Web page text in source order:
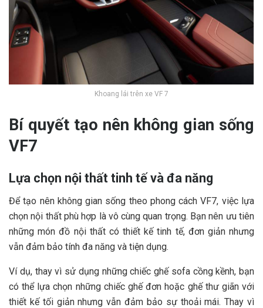
Khoang lái trên xe VF 7
Bí quyết tạo nên không gian sống
VF7
Lựa chọn nội thất tinh tế và đa năng
Để tạo nên không gian sống theo phong cách VF7, việc lựa
chọn nội thất phù hợp là vô cùng quan trọng. Bạn nên ưu tiên
những món đồ nội thất có thiết kế tinh tế, đơn giản nhưng
vẫn đảm bảo tính đa năng và tiện dụng.
Ví dụ, thay vì sử dụng những chiếc ghế sofa cồng kềnh, bạn
có thể lựa chọn những chiếc ghế đơn hoặc ghế thư giãn với
thiết kế tối giản nhưng vẫn đảm bảo sự thoải mái. Thay vì